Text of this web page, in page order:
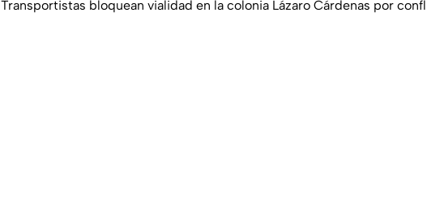
Transportistas bloquean vialidad en la colonia Lázaro Cárdenas por